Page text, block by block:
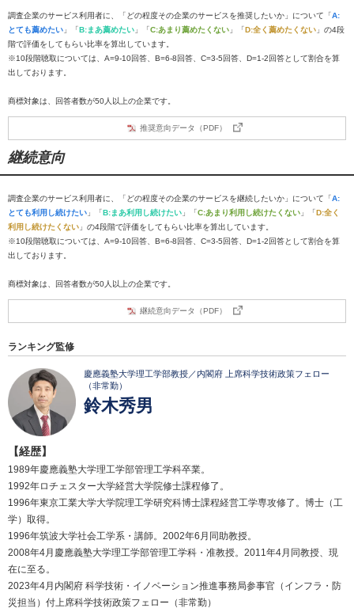
調査企業のサービス利用者に、「どの程度その企業のサービスを推奨したいか」について「A:
とても薦めたい 」「B:まあ薦めたい 」「C:あまり薦めたくない 」「D:全く薦めたくない 」の4段
階で評価をしてもらい比率を算出しています。
※10段階聴取については、A=9-10回答、B=6-8回答、C=3-5回答、D=1-2回答として割合を算
出しております。
商標対象は、回答者数が50人以上の企業です。
推奨意向データ（PDF）
継続意向
調査企業のサービス利用者に、「どの程度その企業のサービスを継続したいか」について「A:
とても利用し続けたい 」「B:まあ利用し続けたい 」「C:あまり利用し続けたくない 」「D:全く
利用し続けたくない 」の4段階で評価をしてもらい比率を算出しています。
※10段階聴取については、A=9-10回答、B=6-8回答、C=3-5回答、D=1-2回答として割合を算
出しております。
商標対象は、回答者数が50人以上の企業です。
継続意向データ（PDF）
ランキング監修
慶應義塾大学理工学部教授／内閣府 上席科学技術政策フェロー
（非常勤）
鈴木秀男
【経歴】
1989年慶應義塾大学理工学部管理工学科卒業。
1992年ロチェスター大学経営大学院修士課程修了。
1996年東京工業大学大学院理工学研究科博士課程経営工学専攻修了。博士（工
学）取得。
1996年筑波大学社会工学系・講師。2002年6月同助教授。
2008年4月慶應義塾大学理工学部管理工学科・准教授。2011年4月同教授、現
在に至る。
2023年4月内閣府 科学技術・イノベーション推進事務局参事官（インフラ・防
災担当）付上席科学技術政策フェロー（非常勤）